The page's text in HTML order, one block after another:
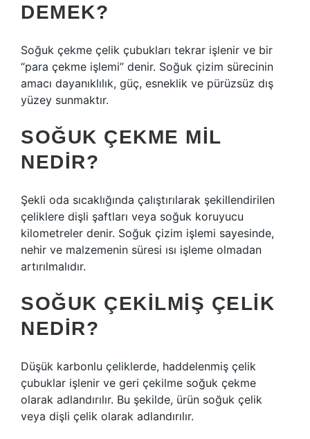
DEMEK?
Soğuk çekme çelik çubukları tekrar işlenir ve bir
“para çekme işlemi” denir. Soğuk çizim sürecinin
amacı dayanıklılık, güç, esneklik ve pürüzsüz dış
yüzey sunmaktır.
SOĞUK ÇEKME MIL
NEDIR?
Şekli oda sıcaklığında çalıştırılarak şekillendirilen
çeliklere dişli şaftları veya soğuk koruyucu
kilometreler denir. Soğuk çizim işlemi sayesinde,
nehir ve malzemenin süresi ısı işleme olmadan
artırılmalıdır.
SOĞUK ÇEKILMIŞ ÇELIK
NEDIR?
Düşük karbonlu çeliklerde, haddelenmiş çelik
çubuklar işlenir ve geri çekilme soğuk çekme
olarak adlandırılır. Bu şekilde, ürün soğuk çelik
veya dişli çelik olarak adlandırılır.